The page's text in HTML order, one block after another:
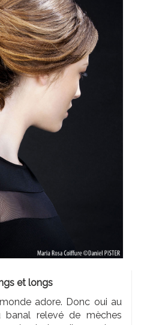
et longs
adore. Donc oui au
relevé de mèches